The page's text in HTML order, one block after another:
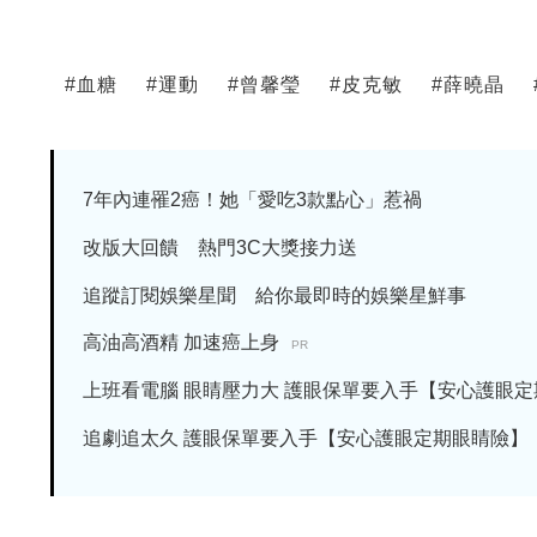
#血糖 #運動 #曾馨瑩 #皮克敏 #薛曉晶
7年內連罹2癌！她「愛吃3款點心」惹禍
改版大回饋 熱門3C大獎接力送
追蹤訂閱娛樂星聞 給你最即時的娛樂星鮮事
高油高酒精 加速癌上身 PR
上班看電腦 眼睛壓力大 護眼保單要入手【安心護眼定
追劇追太久 護眼保單要入手【安心護眼定期眼睛險】